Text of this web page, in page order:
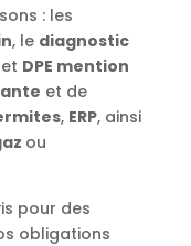
: les
, le diagnostic
et DPE mention
et de
, ERP, ainsi
ou
pour des
obligations